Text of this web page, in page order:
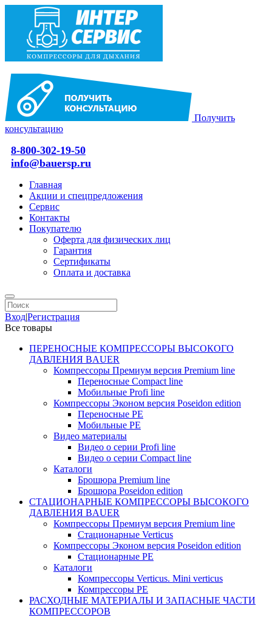
Получить
консультацию
8-800-302-19-50
info@bauersp.ru
Главная
Акции и спецпредложения
Сервис
Контакты
Покупателю
Оферта для физических лиц
Гарантия
Сертификаты
Оплата и доставка
Вход|Регистрация
Все товары
ПЕРЕНОСНЫЕ КОМПРЕССОРЫ ВЫСОКОГО
ДАВЛЕНИЯ BAUER
Компрессоры Премиум версия Premium line
Переносные Compact line
Мобильные Profi line
Компрессоры Эконом версия Poseidon edition
Переносные PE
Мобильные PE
Видео материалы
Видео о серии Profi line
Видео о серии Compact line
Каталоги
Брошюра Premium line
Брошюра Poseidon edition
СТАЦИОНАРНЫЕ КОМПРЕССОРЫ ВЫСОКОГО
ДАВЛЕНИЯ BAUER
Компрессоры Премиум версия Premium line
Стационарные Verticus
Компрессоры Эконом версия Poseidon edition
Стационарные PE
Каталоги
Компрессоры Verticus. Mini verticus
Компрессоры PE
РАСХОДНЫЕ МАТЕРИАЛЫ И ЗАПАСНЫЕ ЧАСТИ
КОМПРЕССОРОВ